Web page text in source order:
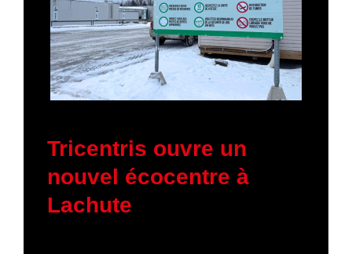
Tricentris ouvre un
nouvel écocentre à
Lachute